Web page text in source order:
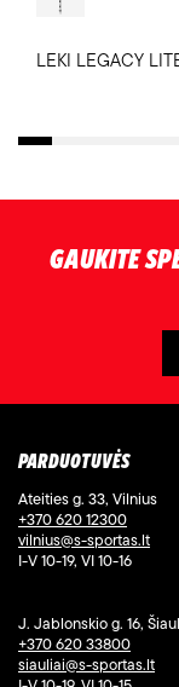
GAUKITE
PARDUOTUVĖS
Ateities g. 33, Vilnius
+370 620 12300
vilnius@s-sportas.lt
I-V 10-19, VI 10-16
J. Jablonskio g. 16,
+370 620 33800
siauliai@s-sportas.lt